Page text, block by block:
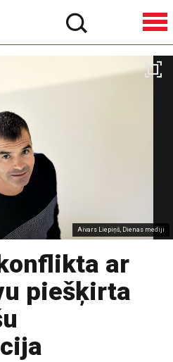
Aivars Liepiņš, Dienas mediji
ar
piešķirta